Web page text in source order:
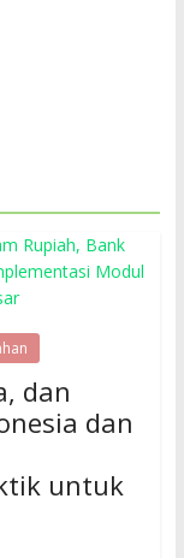
dan
dan
untuk